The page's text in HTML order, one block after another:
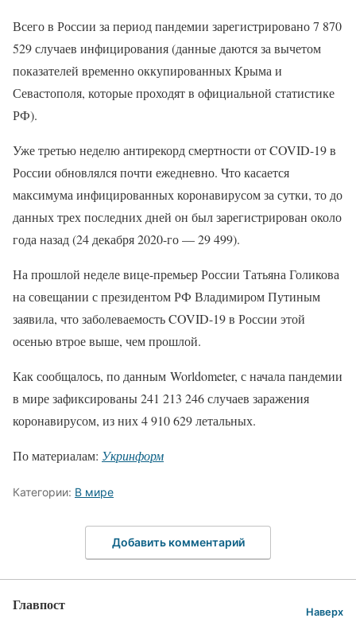
Всего в России за период пандемии зарегистрировано 7 870
529 случаев инфицирования (данные даются за вычетом
показателей временно оккупированных Крыма и
Севастополя, которые проходят в официальной статистике
РФ).
Уже третью неделю антирекорд смертности от COVID-19 в
России обновлялся почти ежедневно. Что касается
максимума инфицированных коронавирусом за сутки, то до
данных трех последних дней он был зарегистрирован около
года назад (24 декабря 2020-го — 29 499).
На прошлой неделе вице-премьер России Татьяна Голикова
на совещании с президентом РФ Владимиром Путиным
заявила, что заболеваемость COVID-19 в России этой
осенью втрое выше, чем прошлой.
Как сообщалось, по данным Worldometer, с начала пандемии
в мире зафиксированы 241 213 246 случаев заражения
коронавирусом, из них 4 910 629 летальных.
По материалам: Укринформ
Категории: В мире
Добавить комментарий
Главпост Наверх